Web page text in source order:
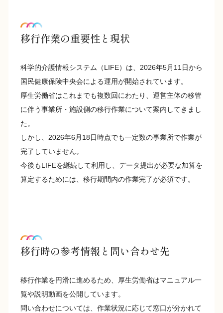
移行作業の重要性と現状
科学的介護情報システム（LIFE）は、2026年5月11日から
国民健康保険中央会による運用が開始されています。
厚生労働省はこれまでも複数回にわたり、運営主体の移管
に伴う事業所・施設側の移行作業について案内してきまし
た。
しかし、2026年6月18日時点でも一定数の事業所で作業が
完了していません。
今後もLIFEを継続して利用し、データ提出が必要な加算を
算定するためには、移行期間内の作業完了が必須です。
移行時の参考情報と問い合わせ先
移行作業を円滑に進めるため、厚生労働省はマニュアル一
覧や説明動画を公開しています。
問い合わせについては、作業状況に応じて窓口が分かれて